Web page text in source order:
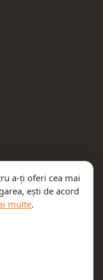
a-ți oferi cea mai
ești de acord
multe.